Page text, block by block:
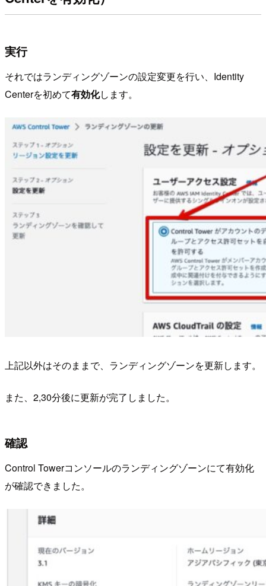
実行
それではランディングゾーンの設定変更を行い、Identity
Centerを初めて有効化します。
上記以外はそのままで、ランディングゾーンを更新します。
また、2,30分後に更新が完了しました。
確認
Control Towerコンソールのランディングゾーンにて有効化
が確認できました。